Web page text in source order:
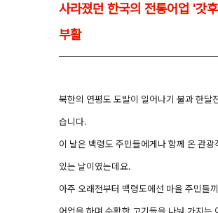
사라졌던 한국의 전통어업 '갓
부활
북한의 연평도 도발이 일어나기 불과 한달
습니다.
이 날은 백령도 주민들에게나 함께 온 관광
있는 날이였는데요.
아주 오래전부터 백령도에선 마을 주민들